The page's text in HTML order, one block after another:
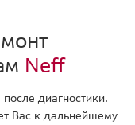
Neff
диагностики.
Вас к дальнейшему